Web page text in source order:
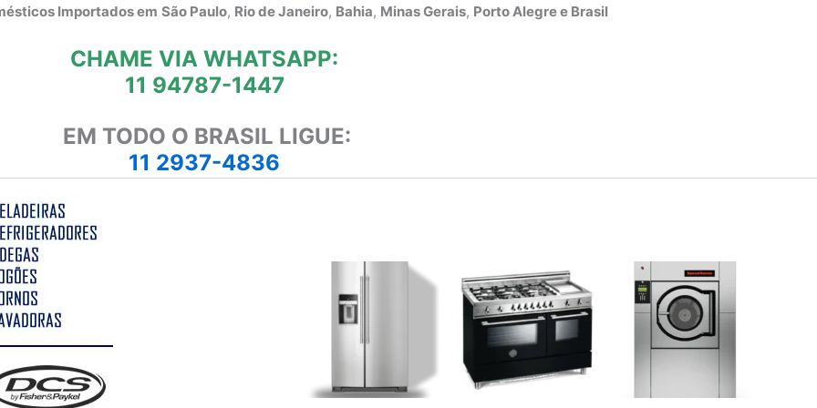
Importados em São Paulo, Rio de Janeiro, Bahia, Minas Gerais, Porto Alegre e Brasil
CHAME VIA WHATSAPP:
11 94787-1447
EM TODO O BRASIL LIGUE:
11 2937-4836